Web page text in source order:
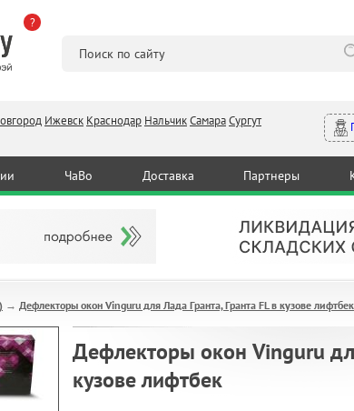
?
Ижевск Краснодар НальчикСамараСургут
ЧаВо Доставка Партнеры
→ Дефлекторы окон Vinguru для Лада Гранта, Гранта FL в кузове лифтбек
Дефлекторы окон Vinguru
кузове лифтбек